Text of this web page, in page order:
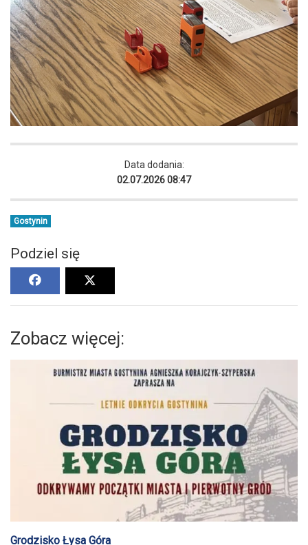
Data dodania:
02.07.2026 08:47
Gostynin
Podziel się
Zobacz więcej:
Grodzisko Łysa Góra